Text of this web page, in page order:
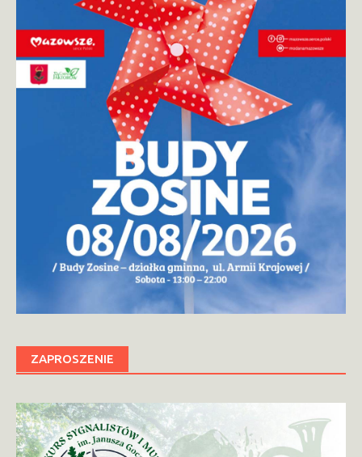
ZAPROSZENIE